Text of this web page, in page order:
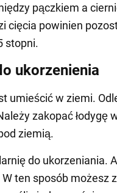
pączkiem a
cięcia powinien
stopni.
ukorzenienia
umieścić w ziemi.
zakopać łodygę
ziemią.
do ukorzeniania.
ten sposób możesz